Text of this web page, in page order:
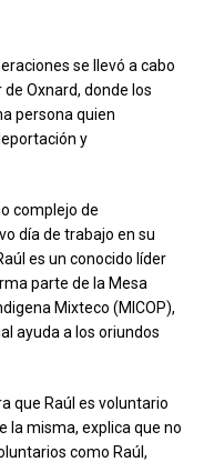
se llevó a cabo
Oxnard, donde los
persona quien
y
complejo de
día de trabajo en su
es un conocido líder
parte de la Mesa
Mixteco (MICOP),
ayuda a los oriundos
que Raúl es voluntario
la misma, explica que no
como Raúl,